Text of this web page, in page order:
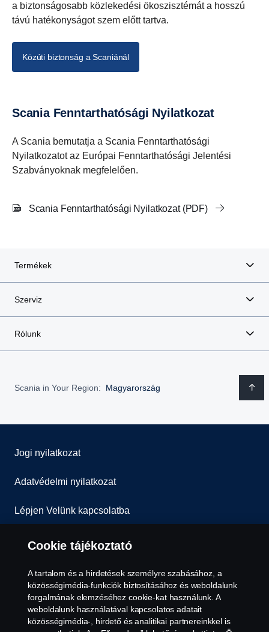
a biztonságosabb közlekedési ökoszisztémát a hosszú
távú hatékonyságot szem előtt tartva.
Közúti biztonság a Scaniánál
Scania Fenntarthatósági Nyilatkozat
A Scania bemutatja a Scania Fenntarthatósági
Nyilatkozatot az Európai Fenntarthatósági Jelentési
Szabványoknak megfelelően.
Scania Fenntarthatósági Nyilatkozat (PDF)
Termékek
Szerviz
Rólunk
Scania in Your Region: Magyarország
Jogi nyilatkozat
Adatvédelmi nyilatkozat
Lépjen Velünk kapcsolatba
Általános Szerződési Feltételek
Visszaélés-bejelentés
Süti szabályzat
Cookie tájékoztató
Cookie tájékoztató
A tartalom és a hirdetések személyre szabásához, a
közösségimédia-funkciók biztosításához és weboldalunk
forgalmának elemzéséhez cookie-kat használunk. A
weboldalunk használatával kapcsolatos adatait
közösségimédia-, hirdető és analitikai partnereinkkel is